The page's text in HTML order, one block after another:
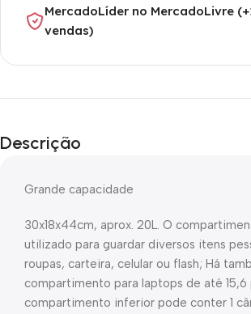
MercadoLíder no MercadoLivre
vendas)
Descrição
Grande capacidade
30x18x44cm, aprox. 20L. O
utilizado para guardar diversos itens
roupas, carteira, celular ou flash; Há
compartimento para laptops de até 15,6
compartimento inferior pode conter 1